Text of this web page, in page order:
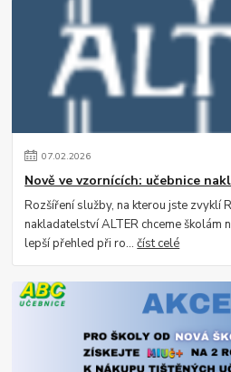
07.02.2026
Nově ve vzornících: učebnice
Rozšíření služby, na kterou jste zvyklí
nakladatelství ALTER chceme školám
lepší přehled při ro...číst celé